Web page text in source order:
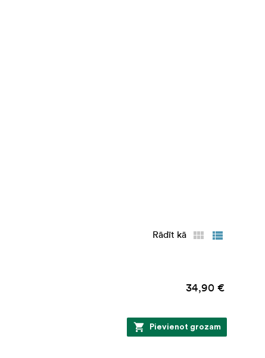
Rādīt kā
34,90 €
Pievienot grozam